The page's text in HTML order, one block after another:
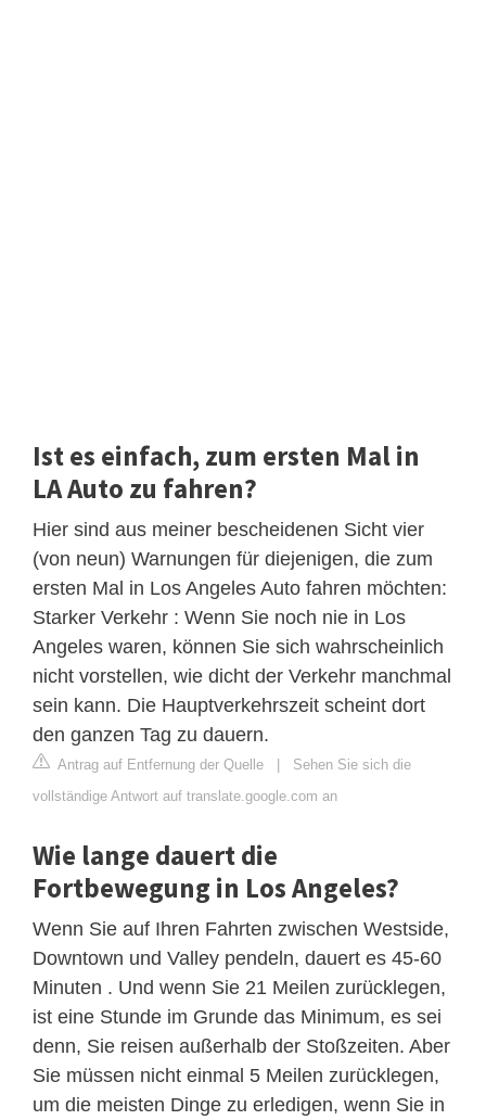
Ist es einfach, zum ersten Mal in
LA Auto zu fahren?
Hier sind aus meiner bescheidenen Sicht vier
(von neun) Warnungen für diejenigen, die zum
ersten Mal in Los Angeles Auto fahren möchten:
Starker Verkehr : Wenn Sie noch nie in Los
Angeles waren, können Sie sich wahrscheinlich
nicht vorstellen, wie dicht der Verkehr manchmal
sein kann. Die Hauptverkehrszeit scheint dort
den ganzen Tag zu dauern.
Antrag auf Entfernung der Quelle | Sehen Sie sich die
vollständige Antwort auf translate.google.com an
Wie lange dauert die
Fortbewegung in Los Angeles?
Wenn Sie auf Ihren Fahrten zwischen Westside,
Downtown und Valley pendeln, dauert es 45-60
Minuten . Und wenn Sie 21 Meilen zurücklegen,
ist eine Stunde im Grunde das Minimum, es sei
denn, Sie reisen außerhalb der Stoßzeiten. Aber
Sie müssen nicht einmal 5 Meilen zurücklegen,
um die meisten Dinge zu erledigen, wenn Sie in